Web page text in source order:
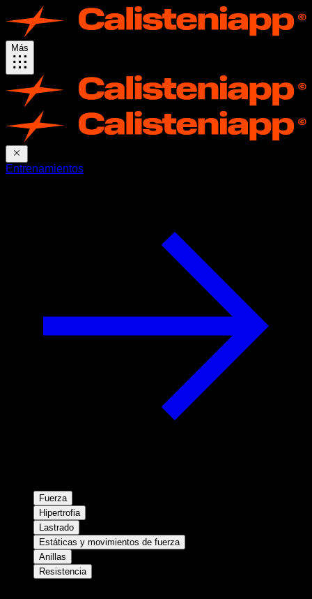
Más
Entrenamientos
Fuerza
Hipertrofia
Lastrado
Estáticas y movimientos de fuerza
Anillas
Resistencia